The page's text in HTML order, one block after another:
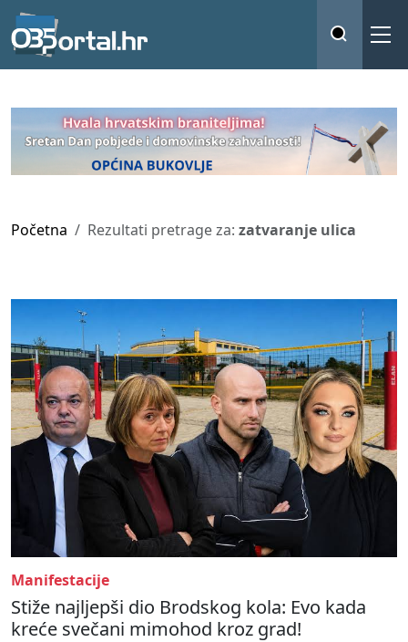
Početna Rezultati pretrage za: zatvaranje ulica
Manifestacije
Stiže najljepši dio Brodskog kola: Evo kada
kreće svečani mimohod kroz grad!